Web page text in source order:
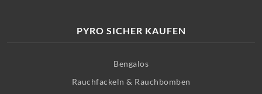
PYRO SICHER KAUFEN
Bengalos
Rauchfackeln & Rauchbomben